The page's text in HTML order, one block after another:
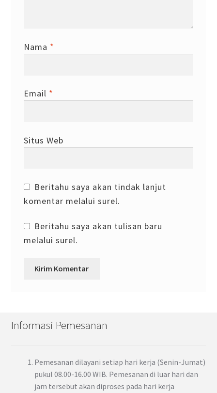
Nama *
Email *
Situs Web
Beritahu saya akan tindak lanjut
komentar melalui surel.
Beritahu saya akan tulisan baru
melalui surel.
Informasi Pemesanan
Pemesanan dilayani setiap hari kerja (Senin-Jumat)
pukul 08.00-16.00 WIB. Pemesanan di luar hari dan
jam tersebut akan diproses pada hari kerja